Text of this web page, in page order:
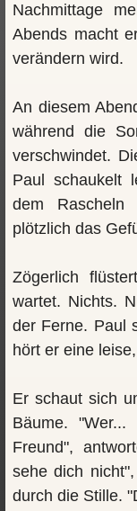
Nachmittage
Abends macht
verändern wird.
An diesem
während die
verschwindet.
Paul schaukelt
dem
plötzlich das
Zögerlich
wartet. Nichts.
der Ferne. Paul
hört er eine
Er schaut sich
Bäume.
Freund",
sehe dich
durch die Stille.